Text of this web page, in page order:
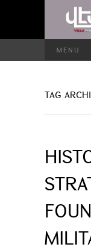
MENU
TAG